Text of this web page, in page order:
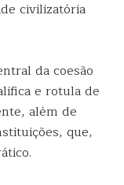
civilizatória
da coesão
e rotula de
além de
que,